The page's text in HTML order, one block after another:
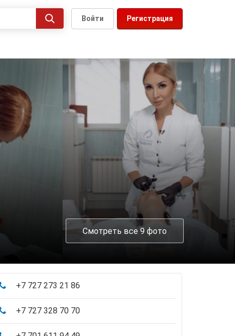
Регистрация
Войти
Смотреть все 9 фото
+7 727 273 21 86
+7 727 328 70 70